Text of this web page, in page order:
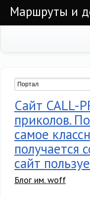
Маршруты и
Сайт CALL-
приколов.
самое
получается
сайт
Блог им. woff